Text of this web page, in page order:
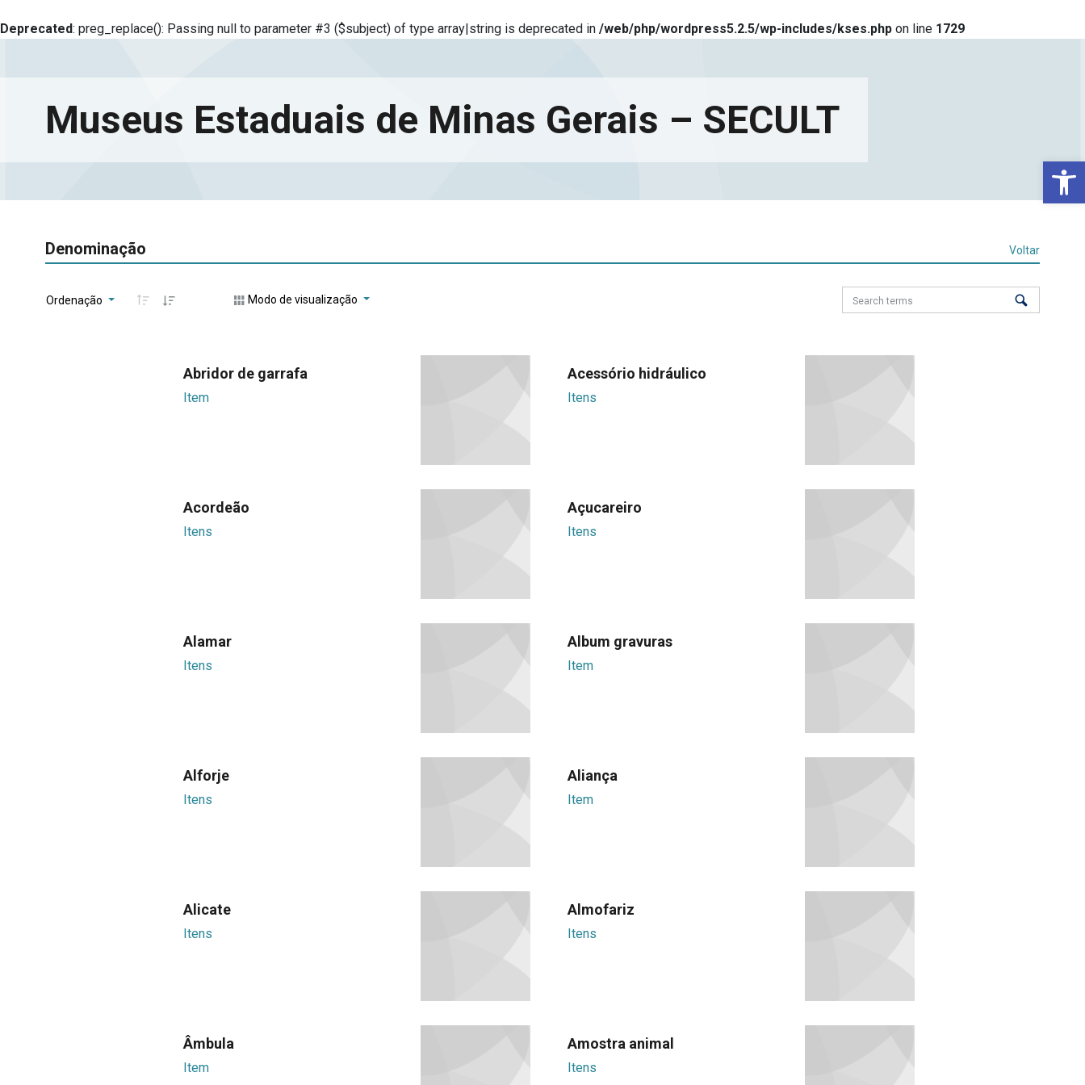
Deprecated: preg_replace(): Passing null to parameter #3 ($subject) of type array|string is deprecated in /web/php/wordpress5.2.5/wp-includes/kses.php on line 1729
Museus Estaduais de Minas Gerais – SECULT
Denominação Voltar
Ordenação Modo de visualização
Abridor de garrafa
Item
Acessório hidráulico
Itens
Acordeão
Itens
Açucareiro
Itens
Alamar
Itens
Album gravuras
Item
Alforje
Itens
Aliança
Item
Alicate
Itens
Almofariz
Itens
Âmbula
Item
Amostra animal
Itens